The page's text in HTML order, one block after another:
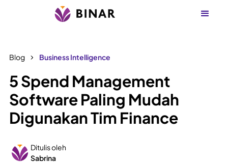
Blog Business Intelligence
5 Spend Management
Software Paling Mudah
Digunakan Tim Finance
Ditulis oleh
Sabrina